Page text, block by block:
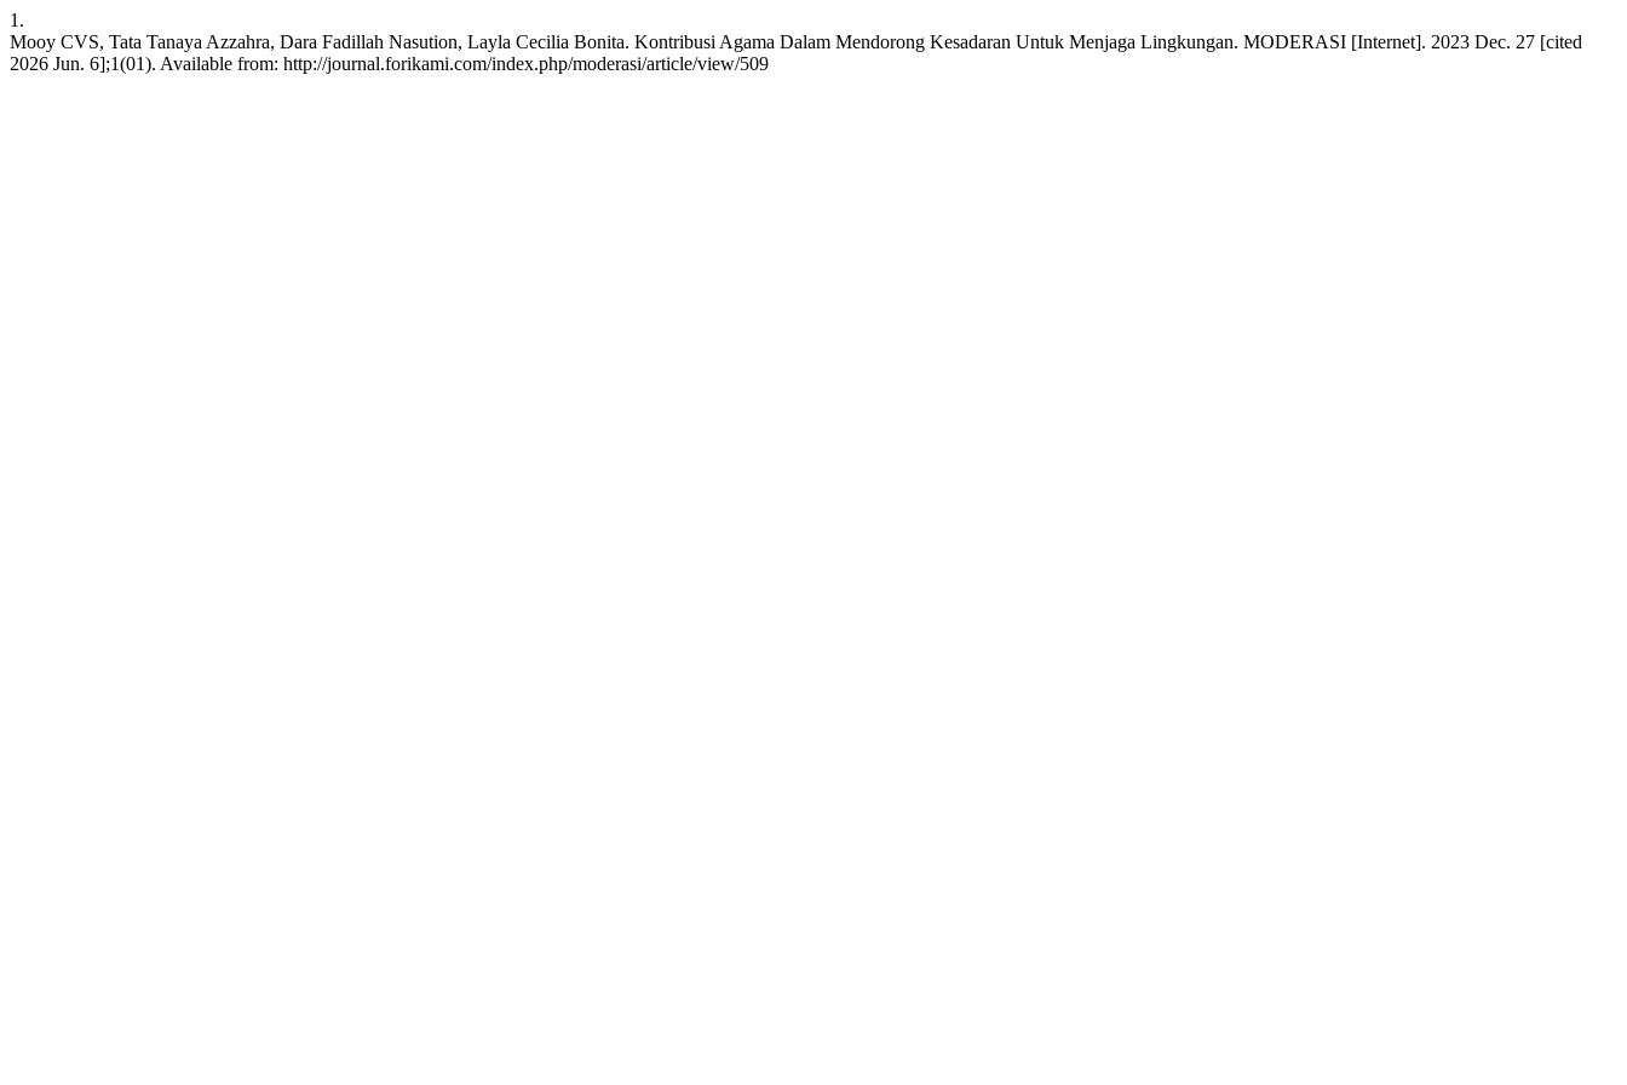
1.
Mooy CVS, Tata Tanaya Azzahra, Dara Fadillah Nasution, Layla Cecilia Bonita. Kontribusi Agama Dalam Mendorong Kesadaran Untuk Menjaga Lingkungan. MODERASI [Internet]. 2023 Dec. 27 [cited
2026 Jun. 6];1(01). Available from: http://journal.forikami.com/index.php/moderasi/article/view/509